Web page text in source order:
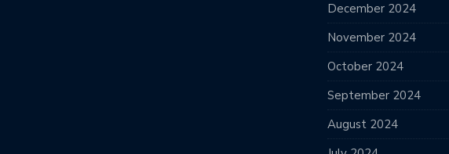
December 2024
November 2024
October 2024
September 2024
August 2024